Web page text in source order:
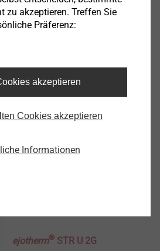
ejotherm®STR U 2G
zu akzeptieren. Treffen Sie
Präferenz:
akzeptieren
Cookies akzeptieren
Informationen